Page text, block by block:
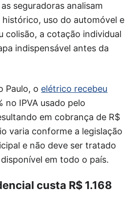
seguradoras analisam
histórico, uso do automóvel e
colisão, a cotação individual
indispensável antes da
Paulo, o elétrico recebeu
no IPVA usado pelo
em cobrança de R$
varia conforme a legislação
e não deve ser tratado
em todo o país.
custa R$ 1.168